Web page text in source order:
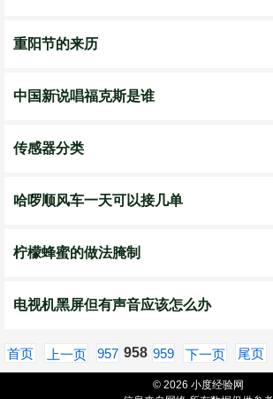
重阳节的来历
中国新说唱福克斯是谁
传感器分类
哈啰顺风车一天可以接几单
柠檬蜂蜜的做法腌制
电视机黑屏但有声音应该怎么办
首页 上一页 957 958 959 下一页 尾页
© 2026 小度经验网